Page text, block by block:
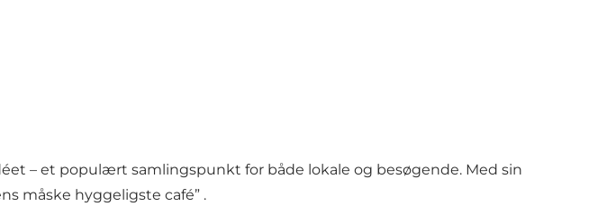
– et populært samlingspunkt for både lokale og besøgende. Med sin
måske hyggeligste café” .